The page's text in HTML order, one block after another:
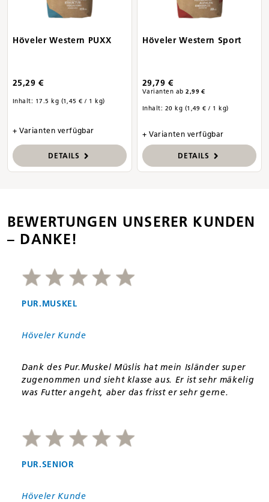
Höveler Western PUXX
25,29 €
Inhalt: 17.5 kg (1,45 € / 1 kg)
+ Varianten verfügbar
DETAILS
Höveler Western Sport
29,79 €
Varianten ab 2,99 €
Inhalt: 20 kg (1,49 € / 1 kg)
+ Varianten verfügbar
DETAILS
BEWERTUNGEN UNSERER KUNDEN
– DANKE!
PUR.MUSKEL
Höveler Kunde
Dank des Pur.Muskel Müslis hat mein Isländer super
zugenommen und sieht klasse aus. Er ist sehr mäkelig
was Futter angeht, aber das frisst er sehr gerne.
PUR.SENIOR
Höveler Kunde